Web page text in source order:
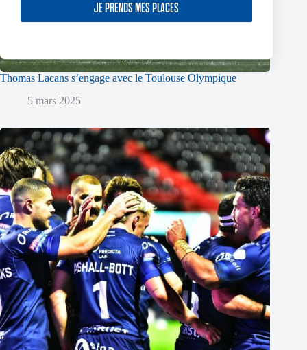
JE PRENDS MES PLACES
Thomas Lacans s’engage avec le Toulouse Olympique
5 mars 2025